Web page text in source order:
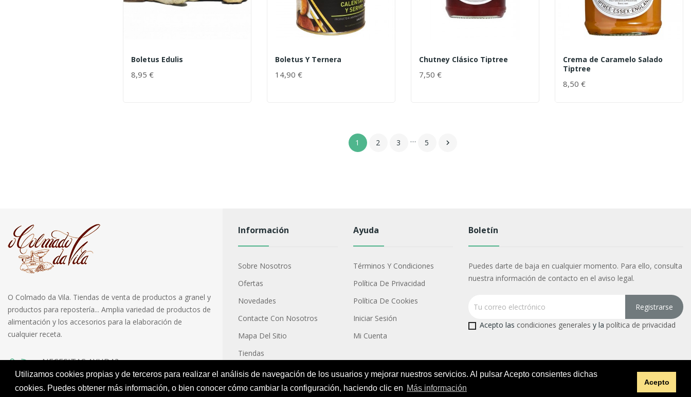
Utilizamos cookies propias y de terceros para realizar el análisis de navegación de los usuarios y mejorar nuestros servicios. Al pulsar Acepto consientes dichas
cookies. Puedes obtener más información, o bien conocer cómo cambiar la configuración, haciendo clic en Más información
Acepto
Boletus Edulis
8,95 €
Boletus Y Ternera
14,90 €
Chutney Clásico Tiptree
7,50 €
Crema de Caramelo Salado
Tiptree
8,50 €
1 2 3 … 5 
O Colmado da Vila. Tiendas de venta de productos a granel y
productos para repostería... Amplia variedad de productos de
alimentación y los accesorios para la elaboración de
cualquier receta.
¿NECESITAS AYUDA?
981 067 474(NOIA)
981 114 125(SANTIAGO)
Información
Sobre Nosotros
Ofertas
Novedades
Contacte Con Nosotros
Mapa Del Sitio
Tiendas
Ayuda
Términos Y Condiciones
Política De Privacidad
Política De Cookies
Iniciar Sesión
Mi Cuenta
Boletín
Puedes darte de baja en cualquier momento. Para ello, consulta
nuestra información de contacto en el aviso legal.
Acepto las condiciones generales y la política de privacidad